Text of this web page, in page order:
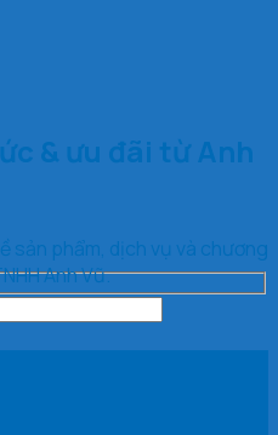
& ưu đãi từ Anh
sản phẩm, dịch vụ và chương
Anh Vũ.